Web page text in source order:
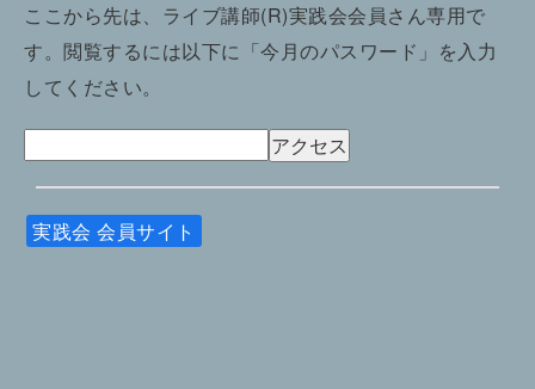
ここから先は、ライブ講師(R)実践会会員さん専用で
す。閲覧するには以下に「今月のパスワード」を入力
してください。
実践会 会員サイト